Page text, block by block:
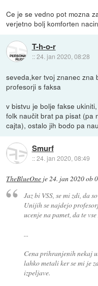
Ce je se vedno pot mozna
verjetno bolj komforten
T-h-o-r
::24. jan 2020, 08:28
seveda,ker tvoj znanec zna
profesorji s faksa
v bistvu je bolje fakse
folk naučit brat pa pisat (pa
cajta), ostalo jih bodo pa
Smurf
::24. jan 2020, 08:49
TheBlueOne je24. jan 2020 ob
Jaz bi VSS, se mi zdi, da
Unijih se najdejo
ucenje na pamet, da te
...
Cena prihranjenih nekaj
lahko metali ker se mi je
izpeljave.